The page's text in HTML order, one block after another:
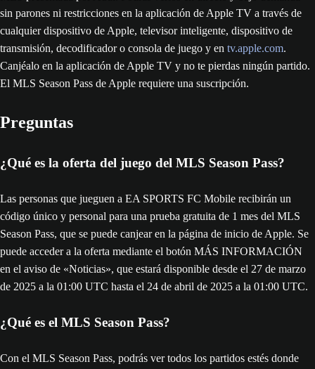
sin parones ni restricciones en la aplicación de Apple TV a través de
cualquier dispositivo de Apple, televisor inteligente, dispositivo de
transmisión, decodificador o consola de juego y en tv.apple.com.
Canjéalo en la aplicación de Apple TV y no te pierdas ningún partido.
El MLS Season Pass de Apple requiere una suscripción.
Preguntas
¿Qué es la oferta del juego del MLS Season Pass?
Las personas que jueguen a EA SPORTS FC Mobile recibirán un
código único y personal para una prueba gratuita de 1 mes del MLS
Season Pass, que se puede canjear en la página de inicio de Apple. Se
puede acceder a la oferta mediante el botón MÁS INFORMACIÓN
en el aviso de «Noticias», que estará disponible desde el 27 de marzo
de 2025 a la 01:00 UTC hasta el 24 de abril de 2025 a la 01:00 UTC.
¿Qué es el MLS Season Pass?
Con el MLS Season Pass, podrás ver todos los partidos estés donde